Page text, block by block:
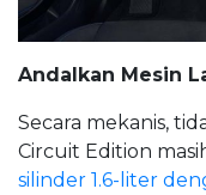
Andalkan Mesin
Secara mekanis,
Circuit Edition
silinder 1.6-liter